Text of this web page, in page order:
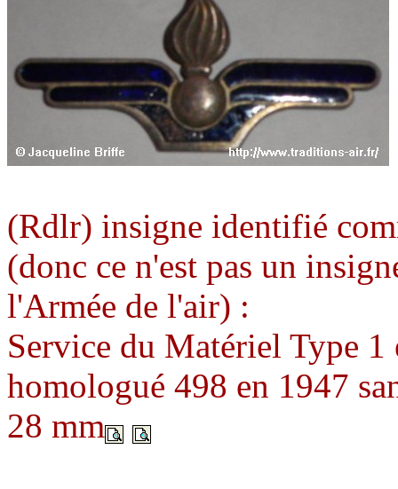
(Rdlr) insigne identifié
(donc ce n'est pas un
l'Armée de l'air) :
Service du Matériel Type
homologué 498 en 1947
28 mm